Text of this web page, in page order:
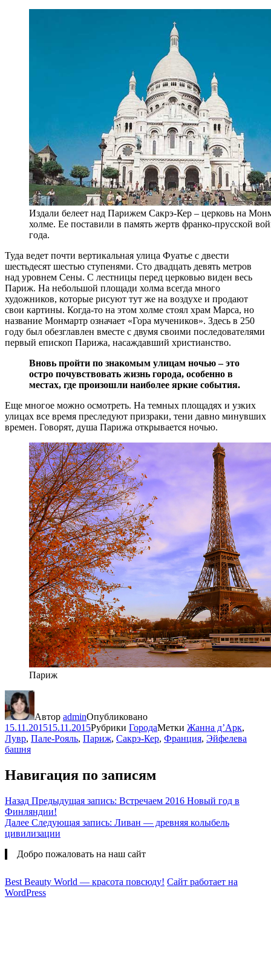
Издали белеет над Парижем Сакрэ-Кер – церковь на
холме. Ее поставили в память жертв франко-прусской
года.
Туда ведет почти вертикальная улица Фуатье с двести
шестьдесят шестью ступенями. Сто двадцать девять метров
над уровнем Сены. С лестницы перед церковью виден весь
Париж. На небольшой площади холма всегда много
художников, которые рисуют тут же на воздухе и продают
свои картины. Когда-то на этом холме стоял храм Марса, но
название Монмартр означает «Гора мучеников». Здесь в 250
году был обезглавлен вместе с двумя своими последователями
первый епископ Парижа, насаждавший христианство.
Вновь пройти по знакомым улицам ночью – это
остро почувствовать жизнь города, особенно в
местах, где произошли наиболее яркие события.
Еще многое можно осмотреть. На темных площадях и узких
улицах все время преследуют призраки, тени давно минувших
времен. Говорят, душа Парижа открывается ночью.
Париж
Автор adminОпубликовано
15.11.201515.11.2015Рубрики ГородаМетки Жанна д’Арк,
Лувр, Пале-Рояль, Париж, Сакрэ-Кер, Франция, Эйфелева
башня
Навигация по записям
Назад Предыдущая запись: Встречаем 2016 Новый год в
Финляндии!
Далее Следующая запись: Ливан — древняя колыбель
цивилизации
Добро пожаловать на наш сайт
Best Beauty World — красота повсюду! Сайт работает на
WordPress